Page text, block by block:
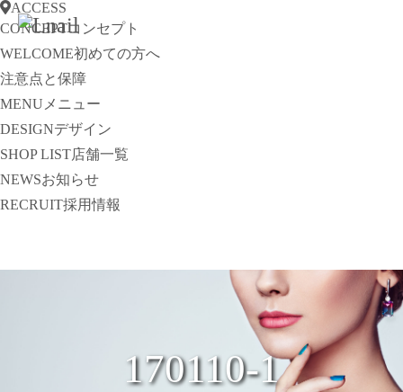
ACCESS
CONCEPTコンセプト
WELCOME初めての方へ
注意点と保障
MENU メニュー
DESIGNデザイン
SHOP LIST店舗一覧
NEWSお知らせ
RECRUIT採用情報
170110-1